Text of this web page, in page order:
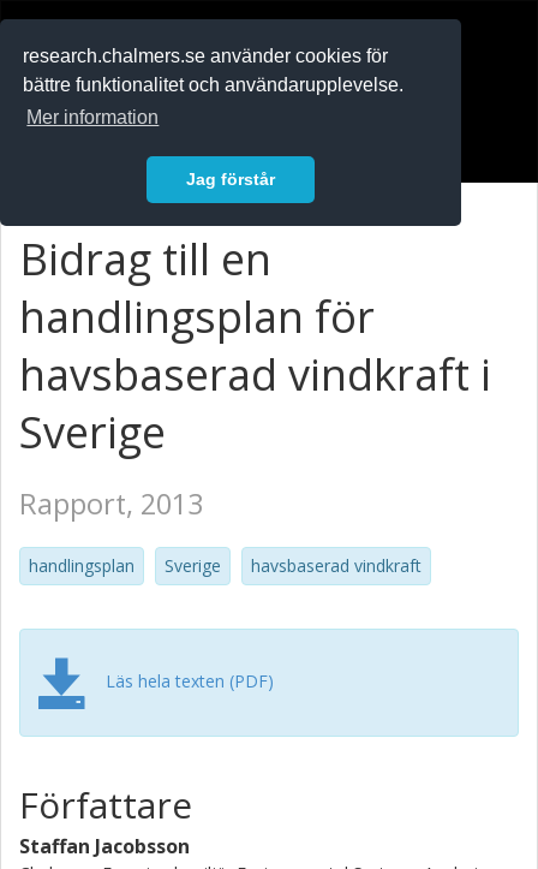
research.chalmers.se använder cookies för
bättre funktionalitet och användarupplevelse.
Mer information
Jag förstår
Bidrag till en
handlingsplan för
havsbaserad vindkraft i
Sverige
Rapport, 2013
handlingsplan Sverige havsbaserad vindkraft
Läs hela texten (PDF)
Författare
Staffan Jacobsson